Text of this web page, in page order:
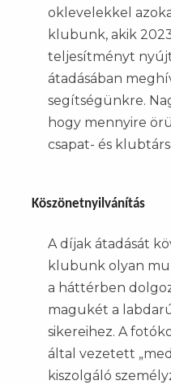
oklevelekkel
klubunk, akik
teljesítményt
átadásában
segítségünkre.
hogy mennyire
csapat- és
Köszönetnyilvánítás
A díjak átadását
klubunk olyan
a háttérben
magukét a
sikereihez. A
által vezetett
kiszolgáló